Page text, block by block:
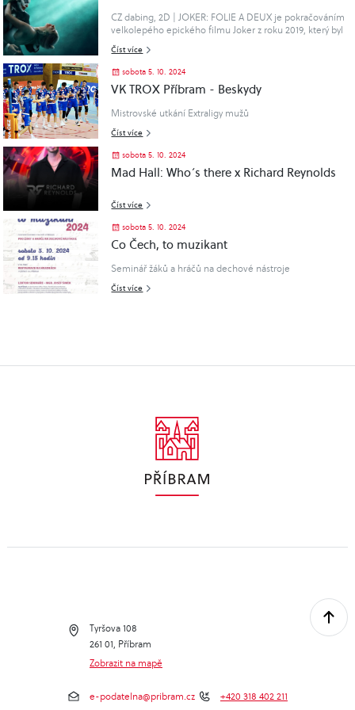
smát s tuhnoucími rysy.Režie Hana Marvanov..
CZ dabing, 2D | JOKER: FOLIE A DEUX je pokračováním
velkolepého epického filmu Joker z roku 2019, který byl
nominován na 11 Oscarů a stal se nejvýdělečnějším
nepřístupným filmem s mili..
Číst více
sobota 5. 10. 2024
VK TROX Příbram - Beskydy
Mistrovské utkání Extraligy mužů
Číst více
sobota 5. 10. 2024
Mad Hall: Who´s there x Richard Reynolds
Číst více
sobota 5. 10. 2024
Co Čech, to muzikant
Seminář žáků a hráčů na dechové nástroje
Číst více
Tyršova 108
261 01, Příbram
Zobrazit na mapě
e-podatelna@pribram.cz +420 318 402 211